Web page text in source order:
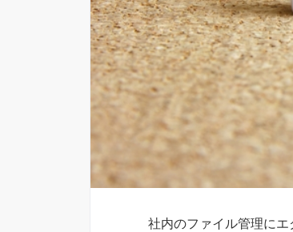
社内のファイル管理に